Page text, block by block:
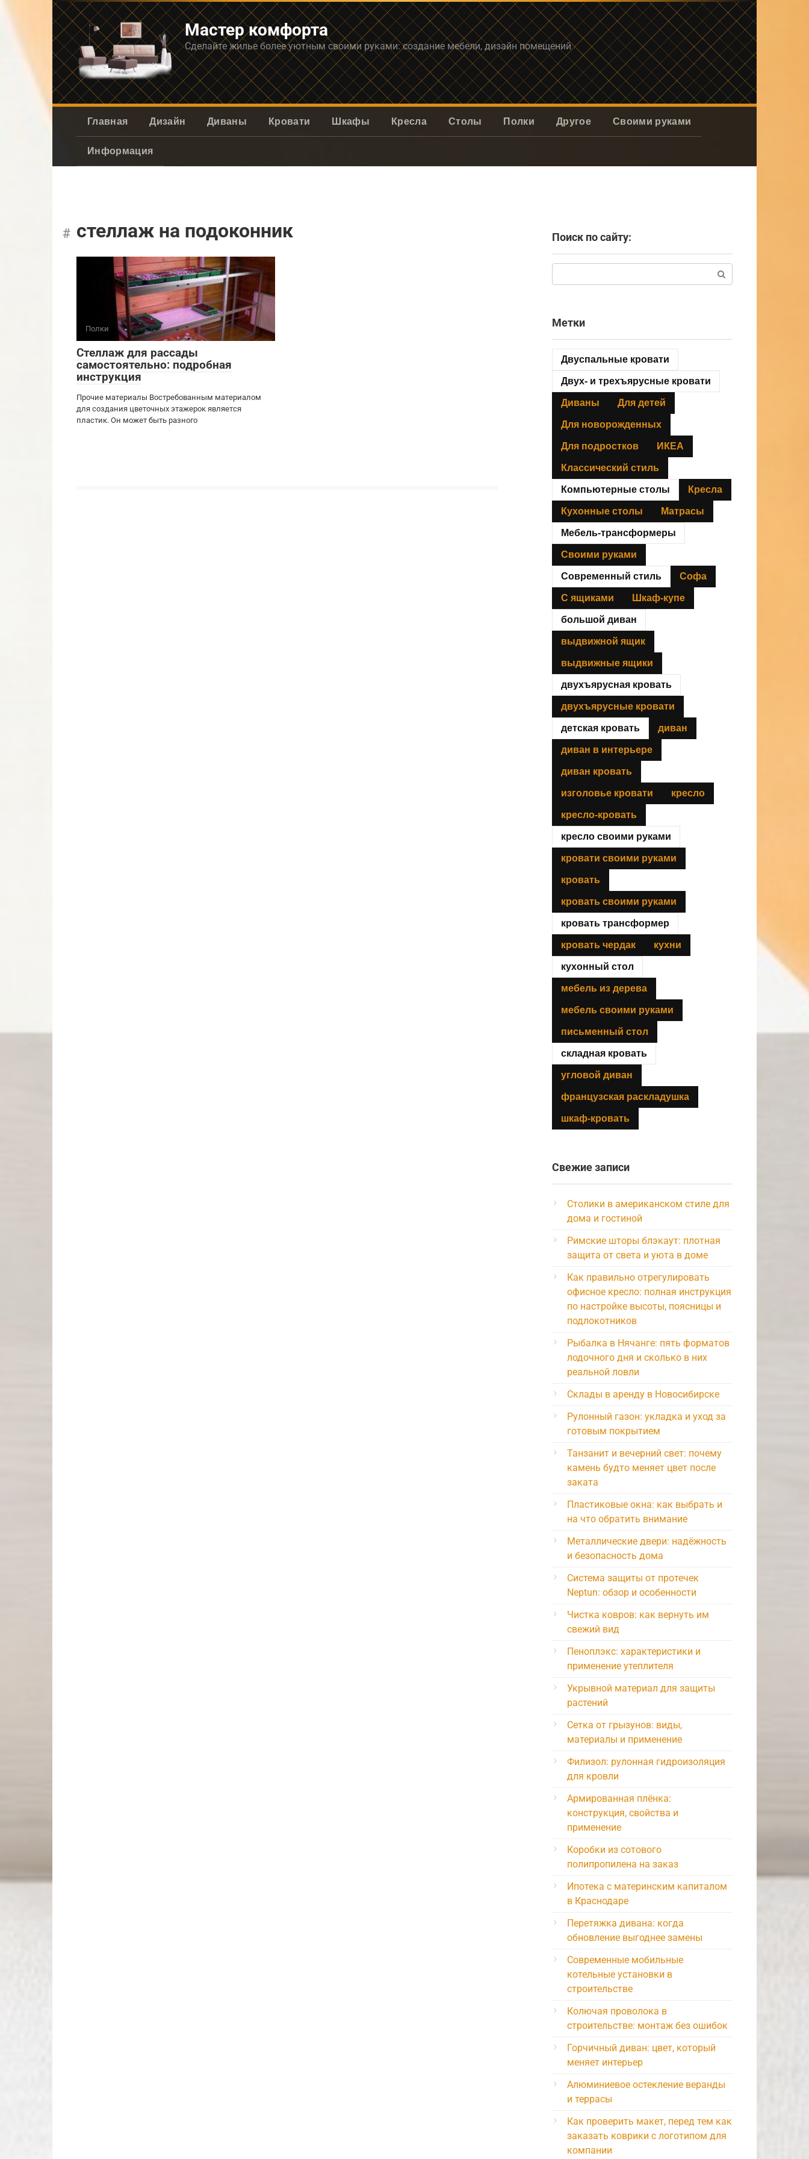
Мастер комфорта
Сделайте жилье более уютным своими руками: создание мебели, дизайн помещений
Главная Дизайн Диваны Кровати Шкафы Кресла Столы Полки Другое Своими руками
Информация
стеллаж на подоконник
Полки
Стеллаж для рассады
самостоятельно: подробная
инструкция
Прочие материалы Востребованным материалом
для создания цветочных этажерок является
пластик. Он может быть разного
Поиск по сайту:
Метки
Двуспальные кровати
Двух- и трехъярусные кровати
Диваны Для детей
Для новорожденных
Для подростков ИКЕА
Классический стиль
Компьютерные столы Кресла
Кухонные столы Матрасы
Мебель-трансформеры
Своими руками
Современный стиль Софа
С ящиками Шкаф-купе
большой диван
выдвижной ящик
выдвижные ящики
двухъярусная кровать
двухъярусные кровати
детская кровать диван
диван в интерьере
диван кровать
изголовье кровати кресло
кресло-кровать
кресло своими руками
кровати своими руками
кровать
кровать своими руками
кровать трансформер
кровать чердак кухни
кухонный стол
мебель из дерева
мебель своими руками
письменный стол
складная кровать
угловой диван
французская раскладушка
шкаф-кровать
Свежие записи
Столики в американском стиле для
дома и гостиной
Римские шторы блэкаут: плотная
защита от света и уюта в доме
Как правильно отрегулировать
офисное кресло: полная инструкция
по настройке высоты, поясницы и
подлокотников
Рыбалка в Нячанге: пять форматов
лодочного дня и сколько в них
реальной ловли
Склады в аренду в Новосибирске
Рулонный газон: укладка и уход за
готовым покрытием
Танзанит и вечерний свет: почему
камень будто меняет цвет после
заката
Пластиковые окна: как выбрать и
на что обратить внимание
Металлические двери: надёжность
и безопасность дома
Система защиты от протечек
Neptun: обзор и особенности
Чистка ковров: как вернуть им
свежий вид
Пеноплэкс: характеристики и
применение утеплителя
Укрывной материал для защиты
растений
Сетка от грызунов: виды,
материалы и применение
Филизол: рулонная гидроизоляция
для кровли
Армированная плёнка:
конструкция, свойства и
применение
Коробки из сотового
полипропилена на заказ
Ипотека с материнским капиталом
в Краснодаре
Перетяжка дивана: когда
обновление выгоднее замены
Современные мобильные
котельные установки в
строительстве
Колючая проволока в
строительстве: монтаж без ошибок
Горчичный диван: цвет, который
меняет интерьер
Алюминиевое остекление веранды
и террасы
Как проверить макет, перед тем как
заказать коврики с логотипом для
компании